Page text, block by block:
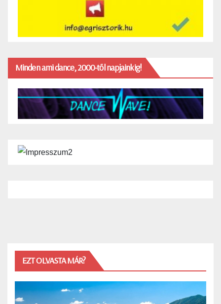
Minden ami dance, 2000-től napjainkig!
EZT OLVASTA MÁR?